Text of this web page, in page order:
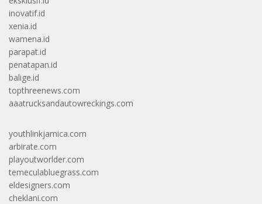
inovatif.id
xenia.id
wamena.id
parapat.id
penatapan.id
balige.id
topthreenews.com
aaatrucksandautowreckings.com
youthlinkjamica.com
arbirate.com
playoutworlder.com
temeculabluegrass.com
eldesigners.com
cheklani.com